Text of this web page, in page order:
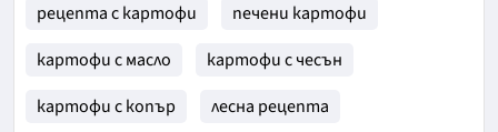
рецепта с картофи
печени картофи
картофи с масло
картофи с чесън
картофи с копър
лесна рецепта